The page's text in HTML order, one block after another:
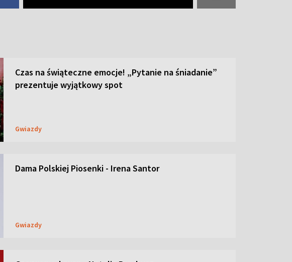
Czas na świąteczne emocje! „Pytanie na śniadanie”
prezentuje wyjątkowy spot
Gwiazdy
Dama Polskiej Piosenki - Irena Santor
Gwiazdy